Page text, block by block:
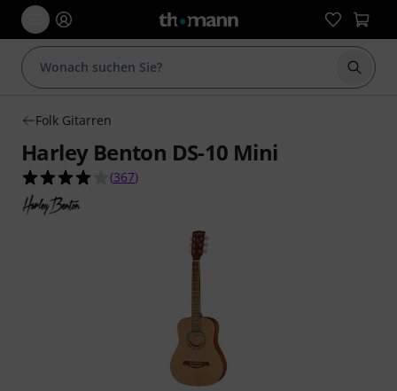
Suche
Folk Gitarren
Harley Benton DS-10 Mini
4.0 von 5 Sternen aus 367 Kundenbewertungen
(367)